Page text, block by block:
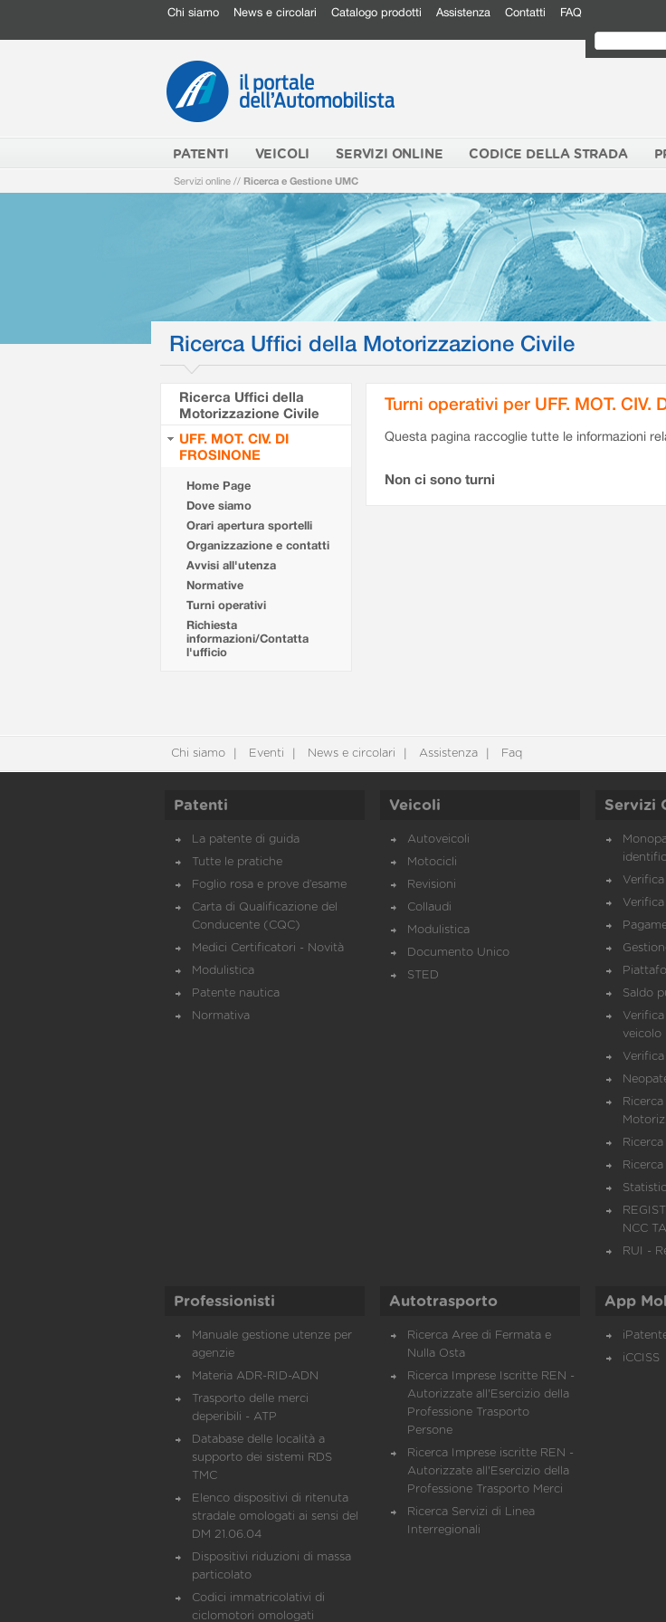
Chi siamo News e circolari Catalogo prodotti Assistenza Contatti FAQ
PATENTI VEICOLI SERVIZI ONLINE CODICE DELLA STRADA
Servizi online // Ricerca e Gestione UMC
Ricerca Uffici della Motorizzazione Civile
Ricerca Uffici della
Motorizzazione Civile
UFF. MOT. CIV. DI
FROSINONE
Home Page
Dove siamo
Orari apertura sportelli
Organizzazione e contatti
Avvisi all'utenza
Normative
Turni operativi
Richiesta
informazioni/Contatta
l'ufficio
Turni operativi per UFF. MOT. CIV.
Questa pagina raccoglie tutte le informazioni
Non ci sono turni
Chi siamo Eventi News e circolari Assistenza Faq
Patenti
La patente di guida
Tutte le pratiche
Foglio rosa e prove d’esame
Carta di Qualificazione del
Conducente (CQC)
Medici Certificatori - Novità
Modulistica
Patente nautica
Normativa
Veicoli
Autoveicoli
Motocicli
Revisioni
Collaudi
Modulistica
Documento Unico
STED
Servizi
Saldo
veicolo
NCC
RUI -
Professionisti
Manuale gestione utenze per
agenzie
Materia ADR-RID-ADN
Trasporto delle merci
deperibili - ATP
Database delle località a
supporto dei sistemi RDS
TMC
Elenco dispositivi di ritenuta
stradale omologati ai sensi del
DM 21.06.04
Dispositivi riduzioni di massa
particolato
Codici immatricolativi di
ciclomotori omologati
Autotrasporto
Ricerca Aree di Fermata e
Nulla Osta
Ricerca Imprese Iscritte REN -
Autorizzate all'Esercizio della
Professione Trasporto
Persone
Ricerca Imprese iscritte REN -
Autorizzate all'Esercizio della
Professione Trasporto Merci
Ricerca Servizi di Linea
Interregionali
App
iCCISS